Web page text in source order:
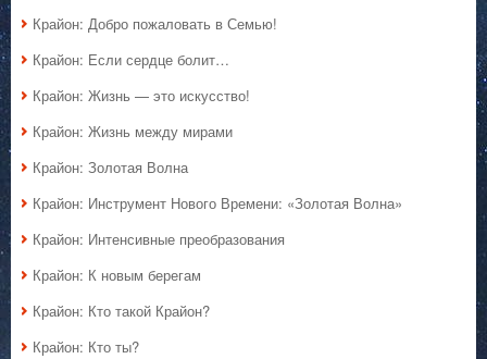
Крайон: Добро пожаловать в Семью!
Крайон: Если сердце болит…
Крайон: Жизнь — это искусство!
Крайон: Жизнь между мирами
Крайон: Золотая Волна
Крайон: Инструмент Нового Времени: «Золотая Волна»
Крайон: Интенсивные преобразования
Крайон: К новым берегам
Крайон: Кто такой Крайон?
Крайон: Кто ты?